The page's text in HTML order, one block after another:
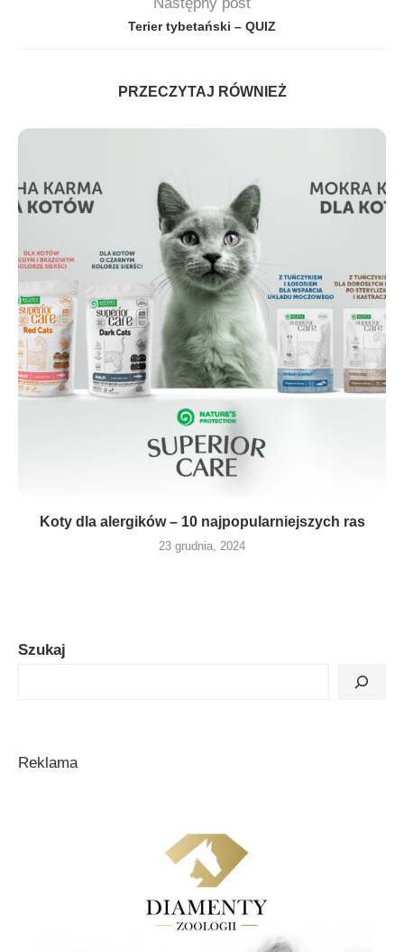
Terier tybetański – QUIZ
PRZECZYTAJ RÓWNIEŻ
Koty dla alergików – 10 najpopularniejszych ras
23 grudnia, 2024
Szukaj
Reklama